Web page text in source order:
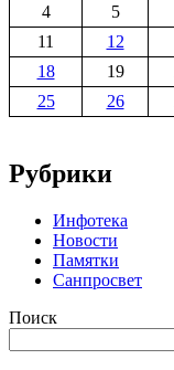
4
5
11
12
18
19
25
26
Рубрики
Инфотека
Новости
Памятки
Санпросвет
Поиск